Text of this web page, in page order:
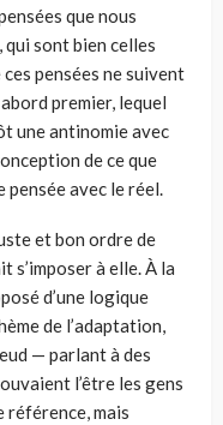
que nous
qui sont bien celles
pensées ne suivent
premier, lequel
une antinomie avec
de ce que
avec le réel.
et bon ordre de
à elle. À la
d’une logique
de l’adaptation,
— parlant à des
l’être les gens
mais